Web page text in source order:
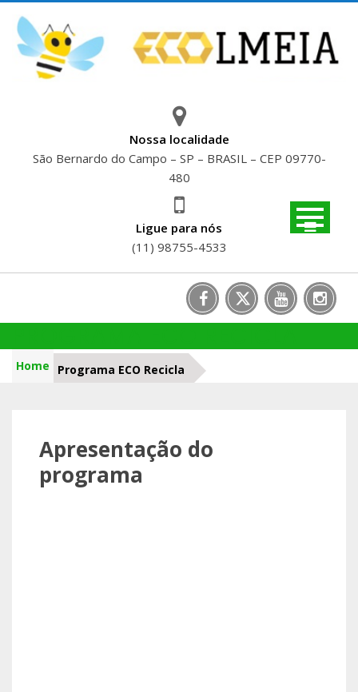
content
Nossa localidade
São Bernardo do Campo – SP – BRASIL – CEP 09770-
480
Ligue para nós
(11) 98755-4533
Home Programa ECO Recicla
Apresentação do
programa